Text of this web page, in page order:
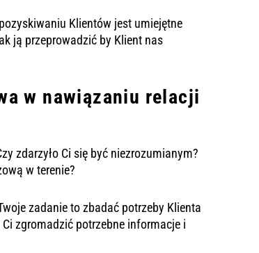
Klientów jest umiejętne
ją przeprowadzić by Klient nas
w nawiązaniu relacji
zdarzyło Ci się być niezrozumianym?
w terenie?
zadanie to zbadać potrzeby Klienta
zgromadzić potrzebne informacje i